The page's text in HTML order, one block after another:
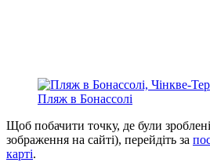
Пляж в Бонассолі
Щоб побачити точку, де були зроблені
зображення на сайті), перейдіть за
карті.